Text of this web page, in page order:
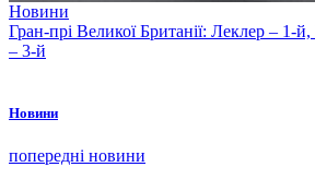
Новини
Гран-прі Великої Британії: Леклер – 1-
– 3-й
Новини
попередні новини